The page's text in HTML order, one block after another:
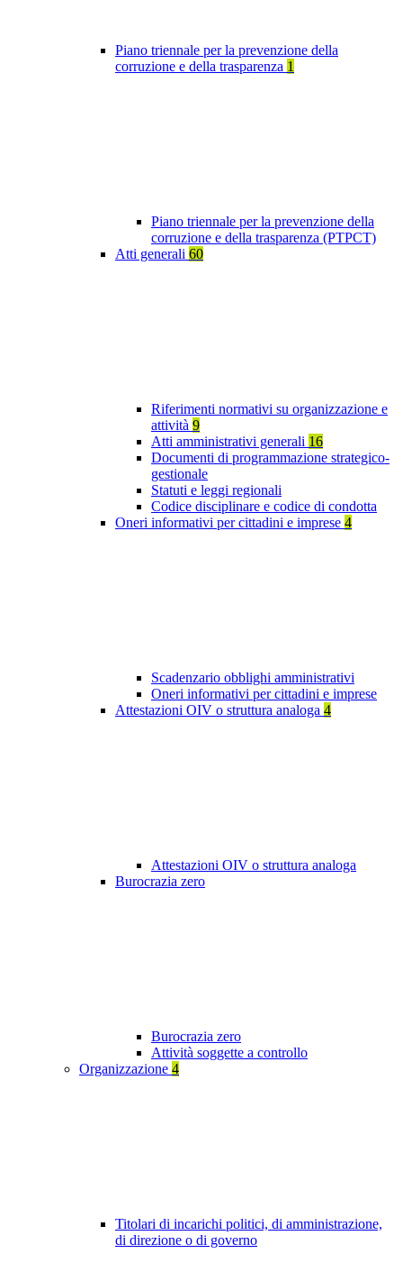
Piano triennale per la prevenzione della
corruzione e della trasparenza 1
Piano triennale per la prevenzione della
corruzione e della trasparenza (PTPCT)
Atti generali 60
Riferimenti normativi su organizzazione e
attività 9
Atti amministrativi generali 16
Documenti di programmazione strategico-
gestionale
Statuti e leggi regionali
Codice disciplinare e codice di condotta
Oneri informativi per cittadini e imprese 4
Scadenzario obblighi amministrativi
Oneri informativi per cittadini e imprese
Attestazioni OIV o struttura analoga 4
Attestazioni OIV o struttura analoga
Burocrazia zero
Burocrazia zero
Attività soggette a controllo
Organizzazione 4
Titolari di incarichi politici, di amministrazione,
di direzione o di governo